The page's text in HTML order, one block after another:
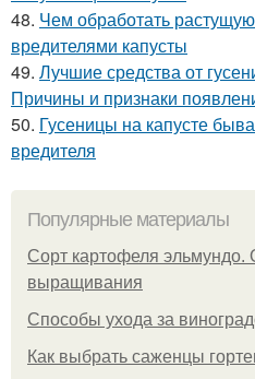
48. Чем обработать
вредителями капусты
49. Лучшие средства от
Причины и признаки
50. Гусеницы на капусте
вредителя
Популярные материалы
Сорт картофеля эльмундо.
выращивания
Способы ухода за
Как выбрать саженцы